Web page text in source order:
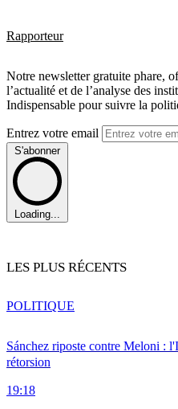
Rapporteur
Notre newsletter gratuite phare,
l’actualité et de l’analyse des
Indispensable pour suivre la
Entrez votre email
S'abonner
Loading...
LES PLUS RÉCENTS
Sánchez riposte contre Meloni :
rétorsion
19:18
POLITIQUE